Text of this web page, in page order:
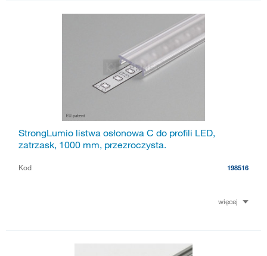
StrongLumio listwa osłonowa C do profili LED,
zatrzask, 1000 mm, przezroczysta.
Kod 198516
więcej